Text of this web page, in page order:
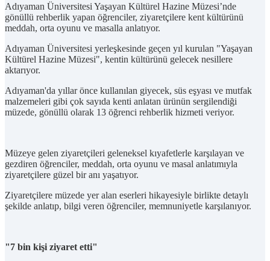
Adıyaman Üniversitesi Yaşayan Kültürel Hazine Müzesi’nde
gönüllü rehberlik yapan öğrenciler, ziyaretçilere kent kültürünü
meddah, orta oyunu ve masalla anlatıyor.
Adıyaman Üniversitesi yerleşkesinde geçen yıl kurulan "Yaşayan
Kültürel Hazine Müzesi", kentin kültürünü gelecek nesillere
aktarıyor.
Adıyaman'da yıllar önce kullanılan giyecek, süs eşyası ve mutfak
malzemeleri gibi çok sayıda kenti anlatan ürünün sergilendiği
müzede, gönüllü olarak 13 öğrenci rehberlik hizmeti veriyor.
Müzeye gelen ziyaretçileri geleneksel kıyafetlerle karşılayan ve
gezdiren öğrenciler, meddah, orta oyunu ve masal anlatımıyla
ziyaretçilere güzel bir anı yaşatıyor.
Ziyaretçilere müzede yer alan eserleri hikayesiyle birlikte detaylı
şekilde anlatıp, bilgi veren öğrenciler, memnuniyetle karşılanıyor.
"7 bin kişi ziyaret etti"